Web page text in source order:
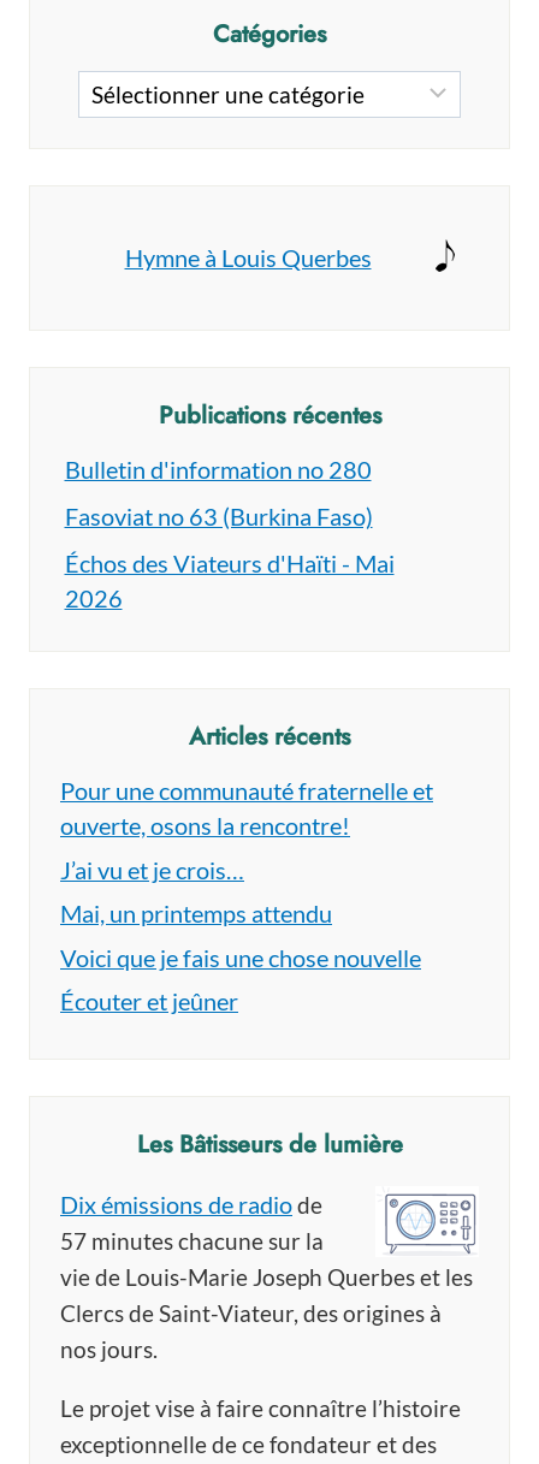
Catégories
Catégories
Hymne à Louis Querbes
Publications récentes
Bulletin d'information no 280
Fasoviat no 63 (Burkina Faso)
Échos des Viateurs d'Haïti - Mai
2026
Articles récents
Pour une communauté fraternelle et
ouverte, osons la rencontre!
J’ai vu et je crois…
Mai, un printemps attendu
Voici que je fais une chose nouvelle
Écouter et jeûner
Les Bâtisseurs de lumière
Dix émissions de radiode
57 minutes chacune sur la
vie de Louis-Marie Joseph Querbes et les
Clercs de Saint-Viateur, des origines à
nos jours.
Le projet vise à faire connaître l’histoire
exceptionnelle de ce fondateur et des